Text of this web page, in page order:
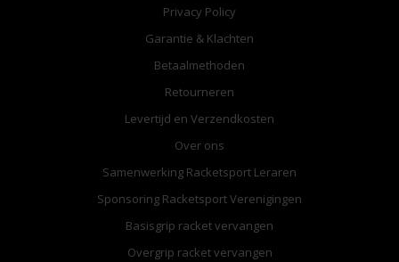
Privacy Policy
Garantie & Klachten
Betaalmethoden
Retourneren
Levertijd en Verzendkosten
Over ons
Samenwerking Racketsport Leraren
Sponsoring Racketsport Verenigingen
Basisgrip racket vervangen
Overgrip racket vervangen